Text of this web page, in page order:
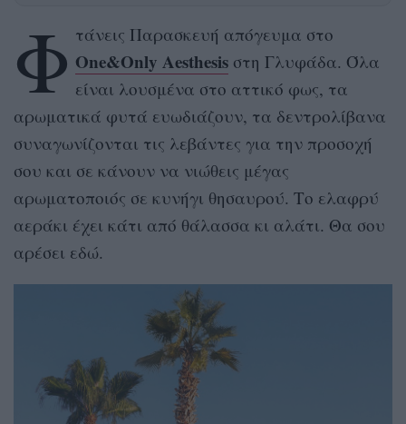
Φ τάνεις Παρασκευή απόγευμα στο
One&Only Αesthesisστη Γλυφάδα. Όλα
είναι λουσμένα στο αττικό φως, τα
αρωματικά φυτά ευωδιάζουν, τα δεντρολίβανα
συναγωνίζονται τις λεβάντες για την προσοχή
σου και σε κάνουν να νιώθεις μέγας
αρωματοποιός σε κυνήγι θησαυρού. Το ελαφρύ
αεράκι έχει κάτι από θάλασσα κι αλάτι. Θα σου
αρέσει εδώ.